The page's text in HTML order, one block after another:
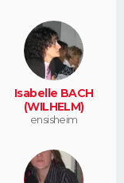
Isabelle BACH
(WILHELM)
ensisheim